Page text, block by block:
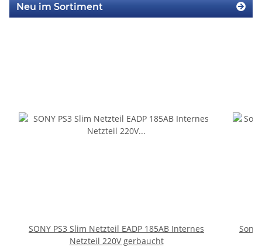
Neu im Sortiment
SONY PS3 Slim Netzteil EADP 185AB Internes
Netzteil 220V gerbaucht
Sony